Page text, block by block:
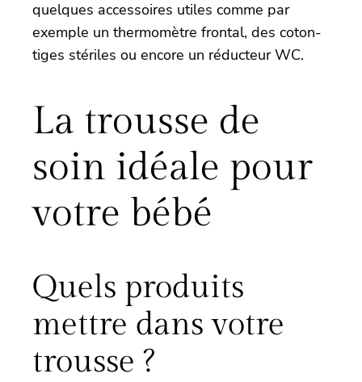
quelques accessoires utiles comme par
exemple un thermomètre frontal, des coton-
tiges stériles ou encore un réducteur WC.
La trousse de
soin idéale pour
votre bébé
Quels produits
mettre dans votre
trousse ?